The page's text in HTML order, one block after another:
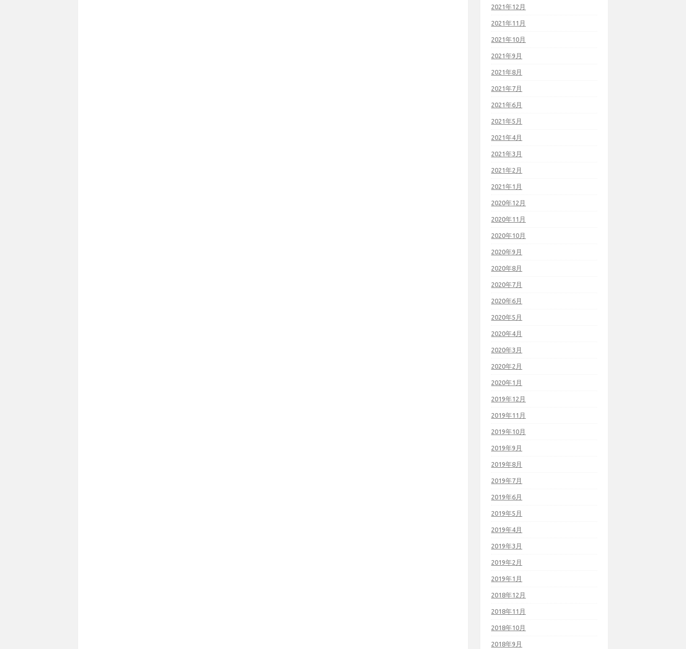
2021年12月
2021年11月
2021年10月
2021年9月
2021年8月
2021年7月
2021年6月
2021年5月
2021年4月
2021年3月
2021年2月
2021年1月
2020年12月
2020年11月
2020年10月
2020年9月
2020年8月
2020年7月
2020年6月
2020年5月
2020年4月
2020年3月
2020年2月
2020年1月
2019年12月
2019年11月
2019年10月
2019年9月
2019年8月
2019年7月
2019年6月
2019年5月
2019年4月
2019年3月
2019年2月
2019年1月
2018年12月
2018年11月
2018年10月
2018年9月